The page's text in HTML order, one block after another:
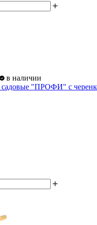
в наличии
"ПРОФИ" с